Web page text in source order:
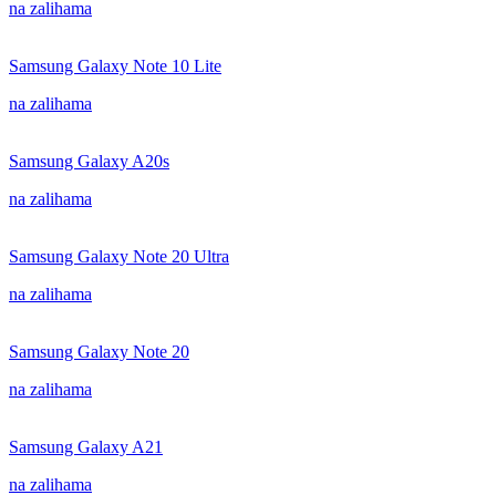
na zalihama
Samsung Galaxy Note 10 Lite
na zalihama
Samsung Galaxy A20s
na zalihama
Samsung Galaxy Note 20 Ultra
na zalihama
Samsung Galaxy Note 20
na zalihama
Samsung Galaxy A21
na zalihama